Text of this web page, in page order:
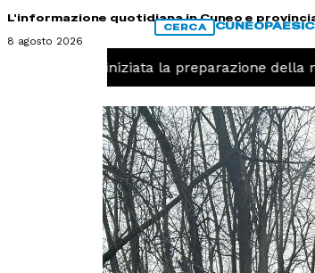
L'informazione quotidiana in Cuneo e
8 agosto 2026
CERCA CUNEOPAESI
Pallavolo, iniziata la preparazione della